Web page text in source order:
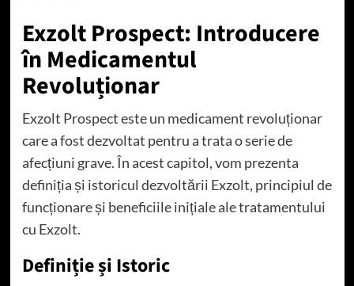
Exzolt Prospect: Introducere
în Medicamentul
Revoluționar
Exzolt Prospect este un medicament revoluționar
care a fost dezvoltat pentru a trata o serie de
afecțiuni grave. În acest capitol, vom prezenta
definiția și istoricul dezvoltării Exzolt, principiul de
funcționare și beneficiile inițiale ale tratamentului
cu Exzolt.
Definiție și Istoric